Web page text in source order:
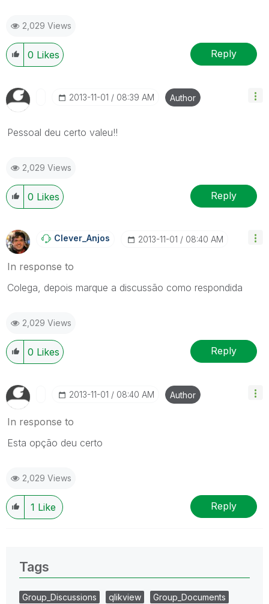
2,029 Views
0 Likes Reply
‎2013-11-01 08:39 AM Author
Pessoal deu certo valeu!!
2,029 Views
0 Likes Reply
Clever_Anjos ‎2013-11-01 08:40 AM
In response to
Colega, depois marque a discussão como respondida
2,029 Views
0 Likes Reply
‎2013-11-01 08:40 AM Author
In response to
Esta opção deu certo
2,029 Views
1 Like Reply
Tags
Group_Discussions qlikview
Group_Documents